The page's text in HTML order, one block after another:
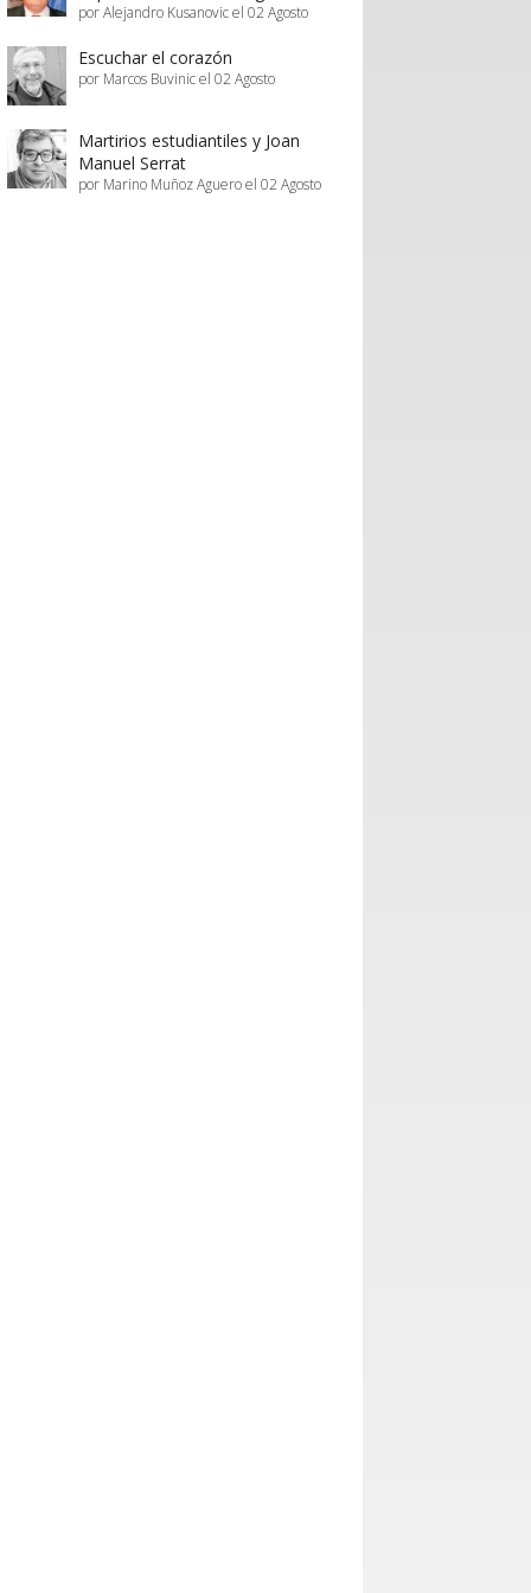
por Alejandro Kusanovic el 02 Agosto
Escuchar el corazón
por Marcos Buvinic el 02 Agosto
Martirios estudiantiles y Joan
Manuel Serrat
por Marino Muñoz Aguero el 02 Agosto